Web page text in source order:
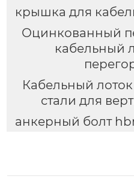
крышка для
Оцинкованный
кабельный
Кабельный
стали для
анкерный болт